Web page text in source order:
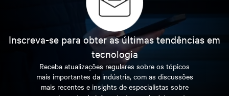
Inscreva-se para obter as últimas tendências em
tecnologia
Receba atualizações regulares sobre os tópicos
mais importantes da indústria, com as discussões
mais recentes e insights de especialistas sobre
gerenciamento de infraestrutura e de data center.